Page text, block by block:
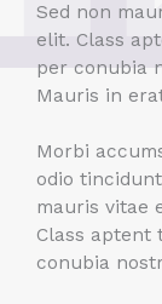
Sed non
elit. Class
per conubia
Mauris in
Morbi
odio
mauris vitae
Class aptent
conubia